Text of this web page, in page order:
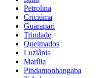
Petrolina
Criciúma
Guarapari
Trindade
Queimados
Luziânia
Marília
Pindamonhangaba